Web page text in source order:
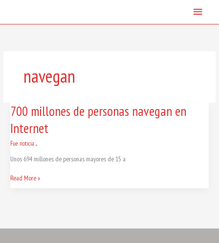
content
Main
navegan
700 millones de personas navegan en
Internet
Fue noticia ...
Unos 694 millones de personas mayores de 15 a
700
millones
de
personas
navegan
Internet
Read More »